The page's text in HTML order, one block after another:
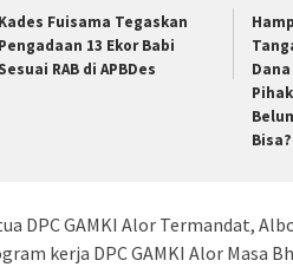
Kades Fuisama Tegaskan
Pengadaan 13 Ekor Babi
Sesuai RAB di APBDes
Bisa?
DPC GAMKI Alor Termandat,
kerja DPC GAMKI Alor Masa